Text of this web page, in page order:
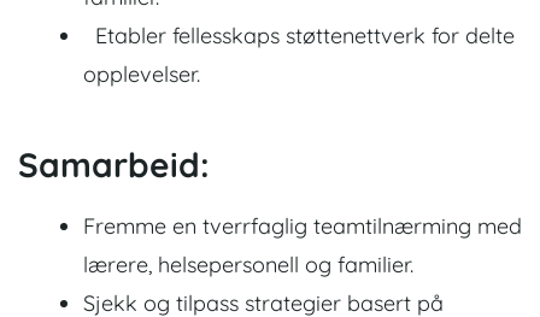
Etabler fellesskaps støttenettverk for delte
opplevelser.
Samarbeid:
Fremme en tverrfaglig teamtilnærming med
lærere, helsepersonell og familier.
Sjekk og tilpass strategier basert på